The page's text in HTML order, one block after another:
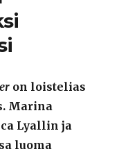
on loistelias
Marina
Lyallin ja
luoma